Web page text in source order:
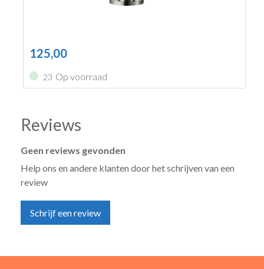
125,00
23 Op voorraad
Reviews
Geen reviews gevonden
Help ons en andere klanten door het schrijven van een
review
Schrijf een review